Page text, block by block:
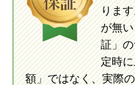
買取の
指
初めての方へ LINE
りま
が無
証」
定時
額」ではなく、実際